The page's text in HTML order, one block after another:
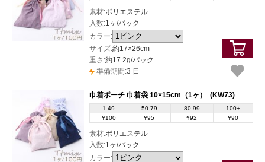
素材:ポリエステル
入数:1ヶ/パック
カラー:
サイズ:約17×26cm
重さ:約17.2g/パック
準備期間:3 日
巾着ポーチ 巾着袋 10×15cm（1ヶ） (KW73)
1-49 50-79 80-99
100+
¥100
¥95 ¥92 ¥90
素材:ポリエステル
入数:1ヶ/パック
カラー: